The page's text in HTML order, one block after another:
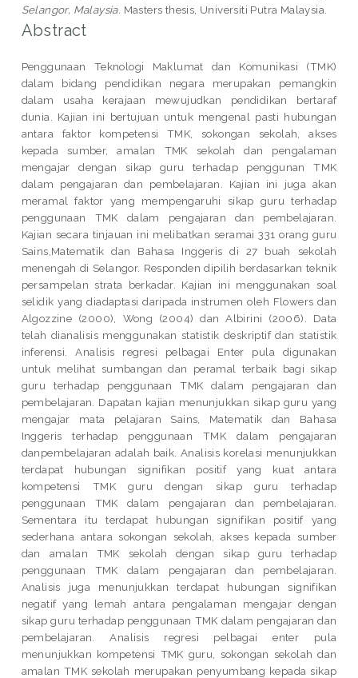
Selangor, Malaysia. Masters thesis, Universiti Putra Malaysia.
Abstract
Penggunaan Teknologi Maklumat dan Komunikasi (TMK)
dalam bidang pendidikan negara merupakan pemangkin
dalam usaha kerajaan mewujudkan pendidikan bertaraf
dunia. Kajian ini bertujuan untuk mengenal pasti hubungan
antara faktor kompetensi TMK, sokongan sekolah, akses
kepada sumber, amalan TMK sekolah dan pengalaman
mengajar dengan sikap guru terhadap penggunan TMK
dalam pengajaran dan pembelajaran. Kajian ini juga akan
meramal faktor yang mempengaruhi sikap guru terhadap
penggunaan TMK dalam pengajaran dan pembelajaran.
Kajian secara tinjauan ini melibatkan seramai 331 orang guru
Sains,Matematik dan Bahasa Inggeris di 27 buah sekolah
menengah di Selangor. Responden dipilih berdasarkan teknik
persampelan strata berkadar. Kajian ini menggunakan soal
selidik yang diadaptasi daripada instrumen oleh Flowers dan
Algozzine (2000), Wong (2004) dan Albirini (2006). Data
telah dianalisis menggunakan statistik deskriptif dan statistik
inferensi. Analisis regresi pelbagai Enter pula digunakan
untuk melihat sumbangan dan peramal terbaik bagi sikap
guru terhadap penggunaan TMK dalam pengajaran dan
pembelajaran. Dapatan kajian menunjukkan sikap guru yang
mengajar mata pelajaran Sains, Matematik dan Bahasa
Inggeris terhadap penggunaan TMK dalam pengajaran
danpembelajaran adalah baik. Analisis korelasi menunjukkan
terdapat hubungan signifikan positif yang kuat antara
kompetensi TMK guru dengan sikap guru terhadap
penggunaan TMK dalam pengajaran dan pembelajaran.
Sementara itu terdapat hubungan signifikan positif yang
sederhana antara sokongan sekolah, akses kepada sumber
dan amalan TMK sekolah dengan sikap guru terhadap
penggunaan TMK dalam pengajaran dan pembelajaran.
Analisis juga menunjukkan terdapat hubungan signifikan
negatif yang lemah antara pengalaman mengajar dengan
sikap guru terhadap penggunaan TMK dalam pengajaran dan
pembelajaran. Analisis regresi pelbagai enter pula
menunjukkan kompetensi TMK guru, sokongan sekolah dan
amalan TMK sekolah merupakan penyumbang kepada sikap